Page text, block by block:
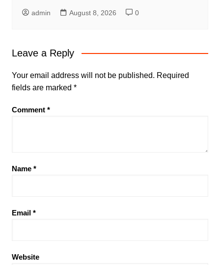
admin August 8, 2026 0
Leave a Reply
Your email address will not be published. Required
fields are marked *
Comment *
Name *
Email *
Website